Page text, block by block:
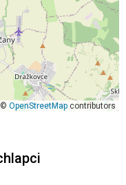
© OpenStreetMap contributors